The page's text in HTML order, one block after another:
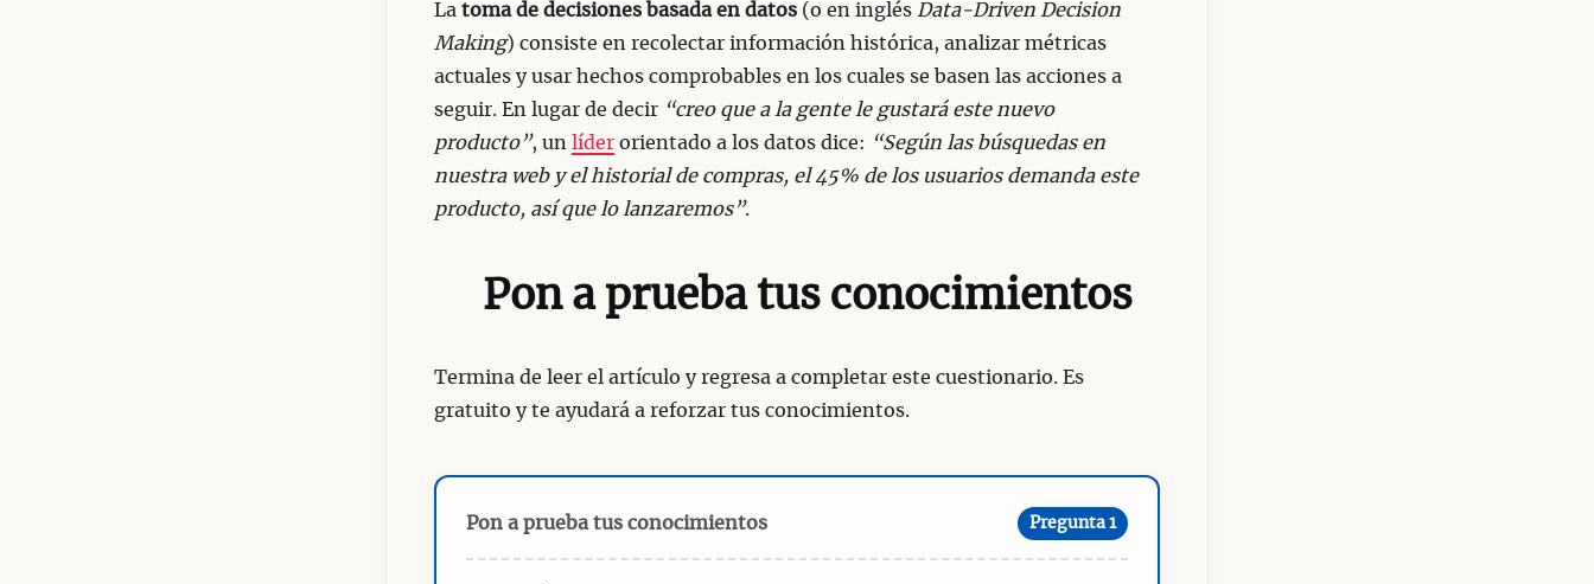
La toma de decisiones basada en datos (o en inglés Data-Driven Decision
Making) consiste en recolectar información histórica, analizar métricas
actuales y usar hechos comprobables en los cuales se basen las acciones a
seguir. En lugar de decir “creo que a la gente le gustará este nuevo
producto”, un líder orientado a los datos dice:
“Según las búsquedas en
nuestra web y el historial de compras, el 45% de los usuarios demanda este
producto, así que lo lanzaremos”.
Pon a prueba tus conocimientos
Termina de leer el artículo y regresa a completar este cuestionario. Es
gratuito y te ayudará a reforzar tus conocimientos.
Pon a prueba tus conocimientos Pregunta 1